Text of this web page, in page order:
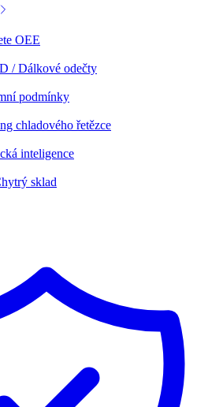
OEE
/ Dálkové odečty
podmínky
chladového řetězce
inteligence
sklad